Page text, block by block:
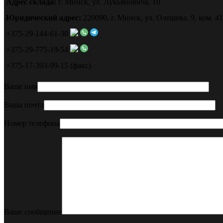
Адрес склада:
г. Минск, ул. Лукьяновича, 10
Юридический адрес:
220090, г. Минск, ул. Олешева, 9, ком.
+375-29-144-61-30
+375-29-775-19-54
+375-17-393-99-15 (факс)
Ваше имя
Ваша почта
Номер телефона
Ваше сообщение